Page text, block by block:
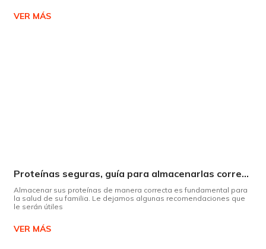
VER MÁS
Proteínas seguras, guía para almacenarlas correctamente Copiar
Almacenar sus proteínas de manera correcta es fundamental para
la salud de su familia. Le dejamos algunas recomendaciones que
le serán útiles
VER MÁS